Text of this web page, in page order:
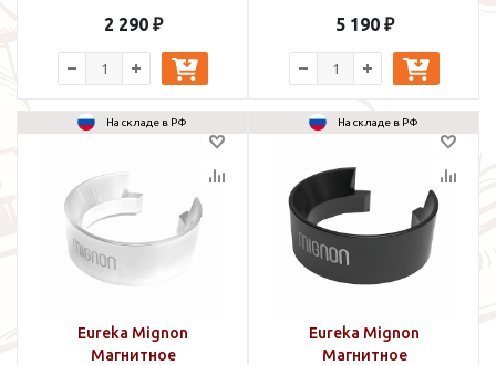
2 290 ₽ 5 190 ₽
На складе в РФ
Eureka Mignon
Магнитное
На складе в РФ
Eureka Mignon
Магнитное